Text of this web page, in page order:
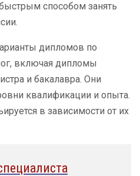
способом занять
дипломов по
включая дипломы
и бакалавра. Они
квалификации и опыта.
в зависимости от их